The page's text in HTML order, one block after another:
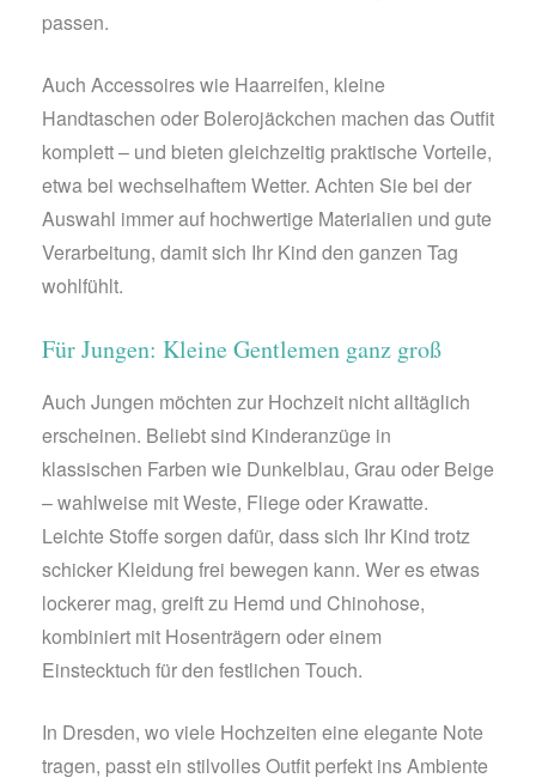
passen.
Auch Accessoires wie Haarreifen, kleine
Handtaschen oder Bolerojäckchen machen das Outfit
komplett – und bieten gleichzeitig praktische Vorteile,
etwa bei wechselhaftem Wetter. Achten Sie bei der
Auswahl immer auf hochwertige Materialien und gute
Verarbeitung, damit sich Ihr Kind den ganzen Tag
wohlfühlt.
Für Jungen: Kleine Gentlemen ganz groß
Auch Jungen möchten zur Hochzeit nicht alltäglich
erscheinen. Beliebt sind Kinderanzüge in
klassischen Farben wie Dunkelblau, Grau oder Beige
– wahlweise mit Weste, Fliege oder Krawatte.
Leichte Stoffe sorgen dafür, dass sich Ihr Kind trotz
schicker Kleidung frei bewegen kann. Wer es etwas
lockerer mag, greift zu Hemd und Chinohose,
kombiniert mit Hosenträgern oder einem
Einstecktuch für den festlichen Touch.
In Dresden, wo viele Hochzeiten eine elegante Note
tragen, passt ein stilvolles Outfit perfekt ins Ambiente